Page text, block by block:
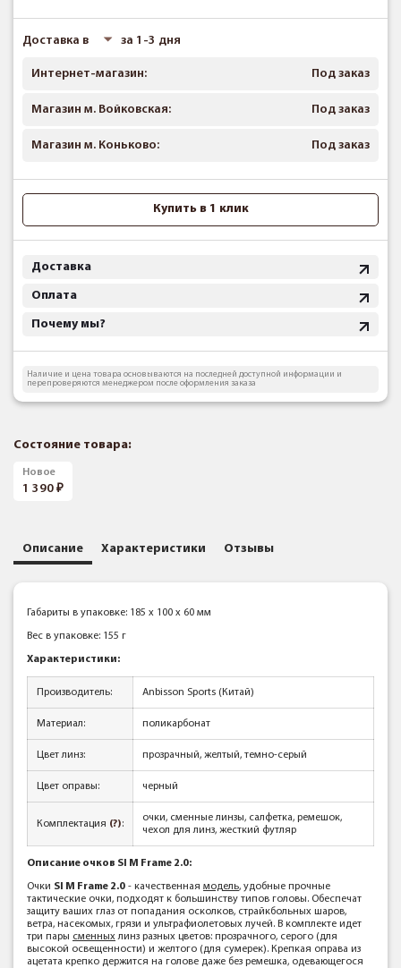
Доставка в за 1-3 дня
Интернет-магазин: Под заказ
Магазин м. Войковская: Под заказ
Магазин м. Коньково: Под заказ
Купить в 1 клик
Доставка
Оплата
Почему мы?
Наличие и цена товара основываются на последней доступной информации и
перепроверяются менеджером после оформления заказа
Состояние товара:
Новое
1 390
Описание Характеристики Отзывы
Габариты в упаковке: 185 x 100 x 60 мм
Вес в упаковке: 155 г
Характеристики:
Производитель: Anbisson Sports (Китай)
Материал: поликарбонат
Цвет линз: прозрачный, желтый, темно-серый
Цвет оправы: черный
Комплектация (?):
очки, сменные линзы, салфетка, ремешок,
чехол для линз, жесткий футляр
Описание очков SI M Frame 2.0:
Очки SI M Frame 2.0 - качественная модель, удобные прочные
тактические очки, подходят к большинству типов головы. Обеспечат
защиту ваших глаз от попадания осколков, страйкбольных шаров,
ветра, насекомых, грязи и ультрафиолетовых лучей. В комплекте идет
три пары сменныхлинз разных цветов: прозрачного, серого (для
высокой освещенности) и желтого (для сумерек). Крепкая оправа из
ацетата крепко держится на голове даже без ремешка, одевающегося